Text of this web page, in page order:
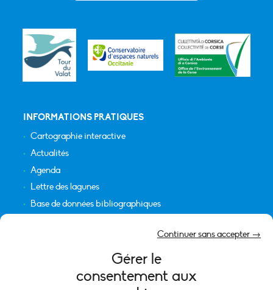
Gérer le
consentement aux
Continuer sans accepter →
INFORMATIONS PRATIQUES
Cartographie interactive
Actualités
Agenda
Lettre des lagunes
Base de données bibliographiques
Mentions légales